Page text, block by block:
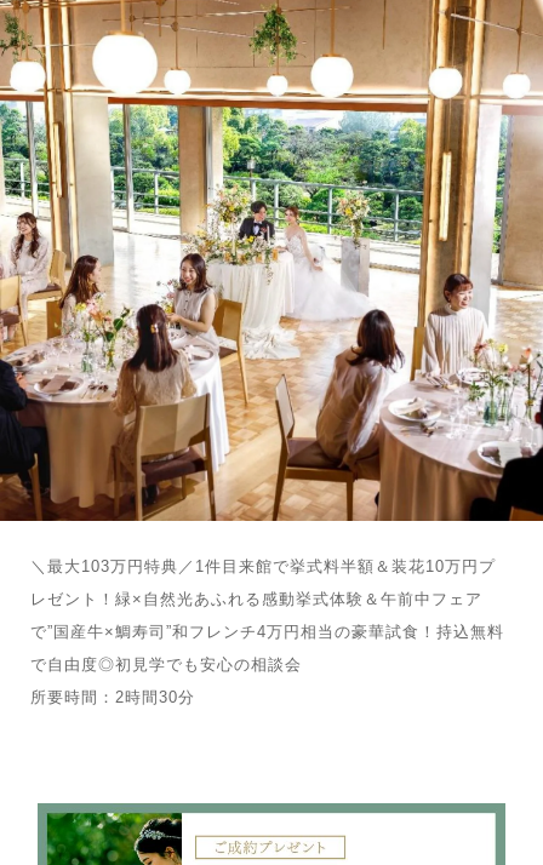
＼最大103万円特典／1件目来館で挙式料半額＆装花10万円プ
レゼント！緑×自然光あふれる感動挙式体験＆午前中フェア
で”国産牛×鯛寿司”和フレンチ4万円相当の豪華試食！持込無料
で自由度◎初見学でも安心の相談会
所要時間：2時間30分